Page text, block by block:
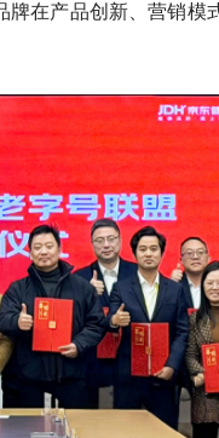
在产品创新、营销模